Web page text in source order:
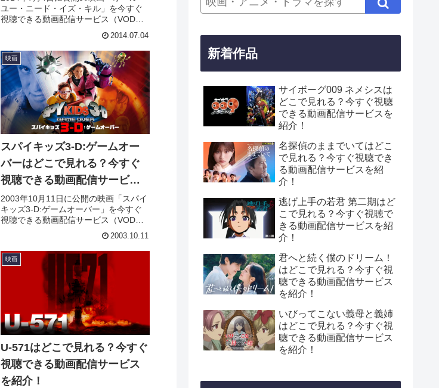
ユー・ニード・イズ・キル」を今すぐ
視聴できる動画配信サービス（VOD）
優、スタッフ、主題歌の情報はもちろ
ん、実際に見た人の感想やレビューも
まとめています。
2014.07.04
映画
スパイキッズ3-D:ゲームオー
バーはどこで見れる？今すぐ
視聴できる動画配信サービス
を紹介！
2003年10月11日に公開の映画「スパイ
キッズ3-D:ゲームオーバー」を今すぐ
視聴できる動画配信サービス（VOD）
を徹底紹介。あらすじやキャスト・声
優、スタッフ、主題歌の情報はもちろ
ん、実際に見た人の感想やレビューも
まとめています。
2003.10.11
映画
U-571はどこで見れる？今すぐ
視聴できる動画配信サービス
を紹介！
新着作品
サイボーグ009 ネメシスは
どこで見れる？今すぐ視聴
できる動画配信サービスを
紹介！
名探偵のままでいてはどこ
で見れる？今すぐ視聴でき
る動画配信サービスを紹
介！
逃げ上手の若君 第二期はど
こで見れる？今すぐ視聴で
きる動画配信サービスを紹
介！
君へと続く僕のドリーム！
はどこで見れる？今すぐ視
聴できる動画配信サービス
を紹介！
いびってこない義母と義姉
はどこで見れる？今すぐ視
聴できる動画配信サービス
を紹介！